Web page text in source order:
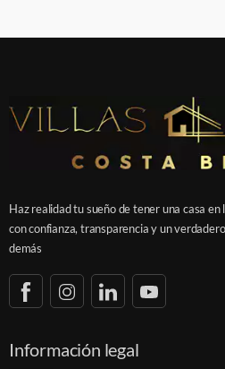
Haz realidad tu sueño de tener una casa en
con confianza, transparencia y un
demás
Información legal